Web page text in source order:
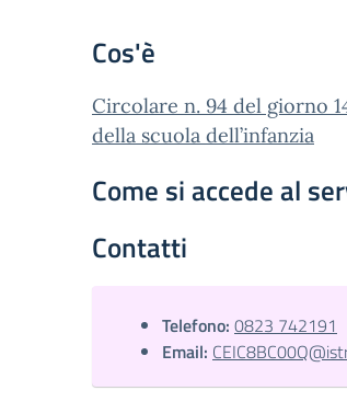
Cos'è
Circolare n. 94 del giorno
della scuola dell’infanzia
Come si accede al
Contatti
Telefono: 0823 742191
Email: